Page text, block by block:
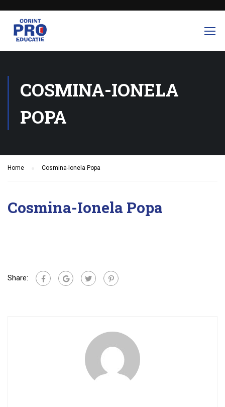
COSMINA-IONELA
POPA
Home Cosmina-Ionela Popa
Cosmina-Ionela Popa
Share: